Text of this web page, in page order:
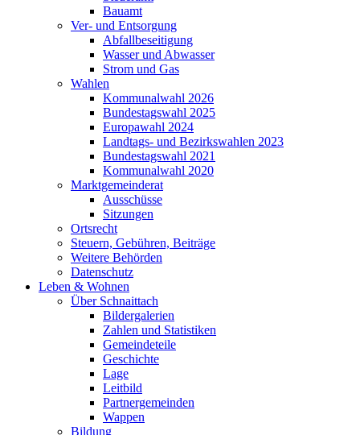
Bauamt
Ver- und Entsorgung
Abfallbeseitigung
Wasser und Abwasser
Strom und Gas
Wahlen
Kommunalwahl 2026
Bundestagswahl 2025
Europawahl 2024
Landtags- und Bezirkswahlen 2023
Bundestagswahl 2021
Kommunalwahl 2020
Marktgemeinderat
Ausschüsse
Sitzungen
Ortsrecht
Steuern, Gebühren, Beiträge
Weitere Behörden
Datenschutz
Leben & Wohnen
Über Schnaittach
Bildergalerien
Zahlen und Statistiken
Gemeindeteile
Geschichte
Lage
Leitbild
Partnergemeinden
Wappen
Bildung